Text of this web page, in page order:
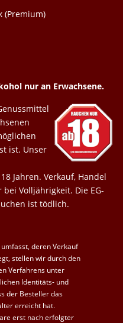
(Premium)
nur an Erwachsene.
ist. Unser
Jahren. Verkauf, Handel
Volljährigkeit. Die EG-
ist tödlich.
deren Verkauf
stellen wir durch den
Verfahrens unter
Identitäts- und
der Besteller das
erreicht hat.
erst nach erfolgter